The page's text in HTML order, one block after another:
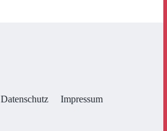
Datenschutz Impressum